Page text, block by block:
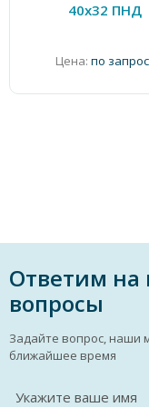
40х32 ПНД
Цена: по
Ответим на
вопросы
Задайте вопрос, наши
ближайшее время
Укажите ваше имя